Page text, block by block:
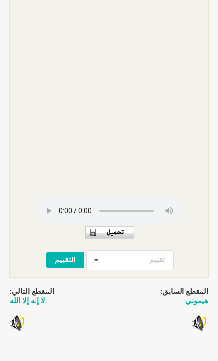
تقييم
المقطع السابق:
هيموني
المقطع التالي:
لا إله إلا الله